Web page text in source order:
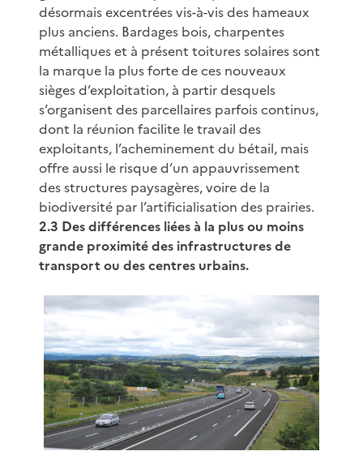
désormais excentrées vis-à-vis des hameaux
plus anciens. Bardages bois, charpentes
métalliques et à présent toitures solaires sont
la marque la plus forte de ces nouveaux
sièges d’exploitation, à partir desquels
s’organisent des parcellaires parfois continus,
dont la réunion facilite le travail des
exploitants, l’acheminement du bétail, mais
offre aussi le risque d’un appauvrissement
des structures paysagères, voire de la
biodiversité par l’artificialisation des prairies.
2.3 Des différences liées à la plus ou moins
grande proximité des infrastructures de
transport ou des centres urbains.